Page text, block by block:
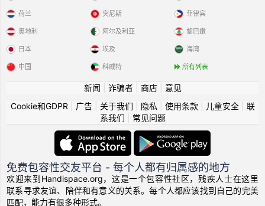
荷兰
奥地利
日本
中国
突尼斯
阿尔及利亚
埃及
科威特
菲律宾
黎巴嫩
海湾
所有列表
新闻 诈骗者| 商店| 意见
Cookie和GDPR
广告| 关于我们 隐私 使用条款| 儿童安全| 联
系我们
常见问题
免费包容性交友平台 - 每个人都有归属感的地方
欢迎来到Handispace.org，这是一个包容性社区，残疾人士在这里
联系寻求友谊、陪伴和有意义的关系。每个人都应该找到自己的完美
匹配，能力有很多种形式。